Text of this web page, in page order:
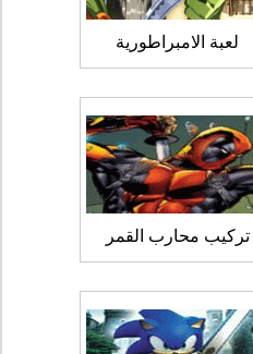
لعبة الامبراطورية
تركيب محارب القمر